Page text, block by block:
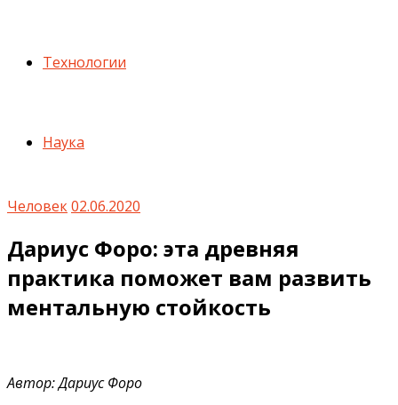
Технологии
Наука
Человек02.06.2020
Дариус Форо: эта древняя
практика поможет вам развить
ментальную стойкость
Автор: Дариус Форо